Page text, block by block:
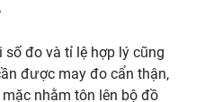
đo và tỉ lệ hợp lý cũng
được may đo cẩn thận,
nhằm tôn lên bộ đồ